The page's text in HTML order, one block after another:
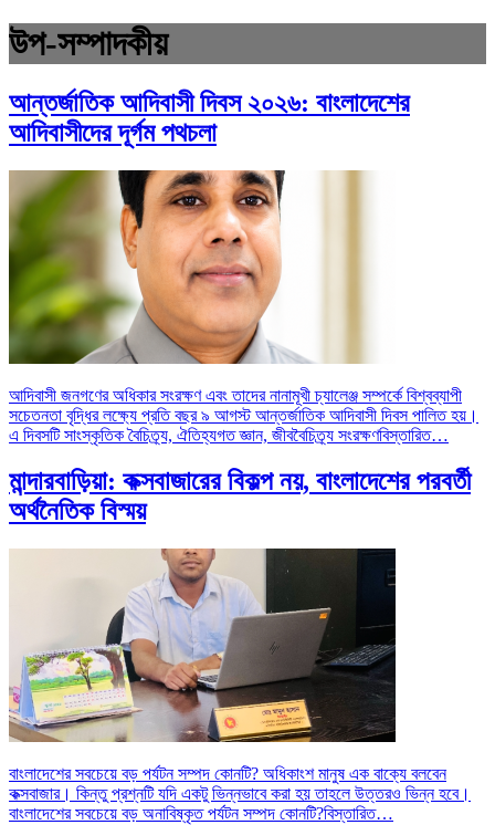
উপ-সম্পাদকীয়
আন্তর্জাতিক আদিবাসী দিবস ২০২৬: বাংলাদেশের
আদিবাসীদের দূর্গম পথচলা
আদিবাসী জনগণের অধিকার সংরক্ষণ এবং তাদের নানামূখী চ্যালেঞ্জ সম্পর্কে বিশ্বব্যাপী
সচেতনতা বৃদ্ধির লক্ষ্যে প্রতি বছর ৯ আগস্ট আন্তর্জাতিক আদিবাসী দিবস পালিত হয়।
এ দিবসটি সাংস্কৃতিক বৈচিত্র্য, ঐতিহ্যগত জ্ঞান, জীববৈচিত্র্য সংরক্ষণবিস্তারিত…
মান্দারবাড়িয়া: কক্সবাজারের বিকল্প নয়, বাংলাদেশের পরবর্তী
অর্থনৈতিক বিস্ময়
বাংলাদেশের সবচেয়ে বড় পর্যটন সম্পদ কোনটি? অধিকাংশ মানুষ এক বাক্যে বলবেন
কক্সবাজার। কিন্তু প্রশ্নটি যদি একটু ভিন্নভাবে করা হয় তাহলে উত্তরও ভিন্ন হবে।
বাংলাদেশের সবচেয়ে বড় অনাবিষ্কৃত পর্যটন সম্পদ কোনটি?বিস্তারিত…